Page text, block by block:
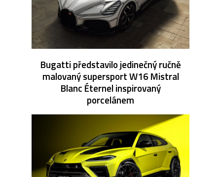
Bugatti představilo jedinečný ručně
malovaný supersport W16 Mistral
Blanc Éternel inspirovaný
porcelánem